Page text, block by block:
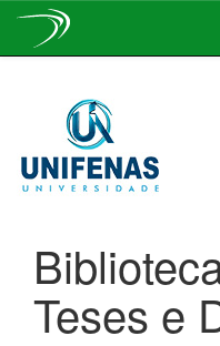
navigation
Teses e